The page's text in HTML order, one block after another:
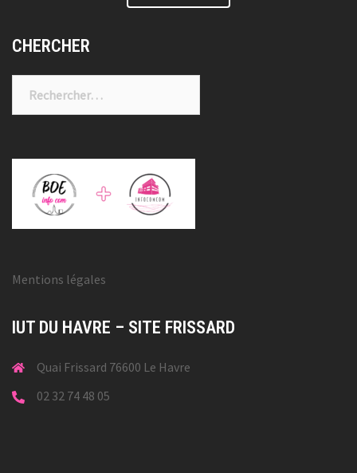
CHERCHER
Mentions légales
IUT DU HAVRE – SITE FRISSARD
Quai Frissard 76600 Le Havre
02 32 74 48 05